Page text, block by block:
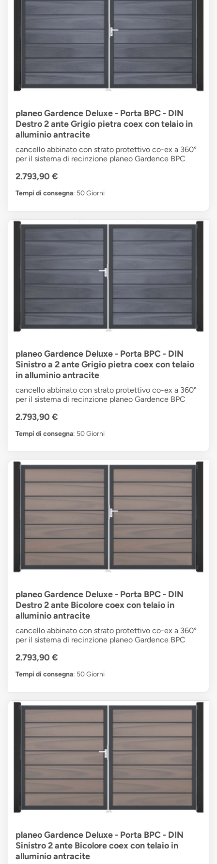
planeo Gardence Deluxe - Porta BPC - DIN
Destro 2 ante Grigio pietra coex con telaio in
alluminio antracite
cancello abbinato con strato protettivo co-ex a 360°
per il sistema di recinzione planeo Gardence BPC
2.793,90 €
Tempi di consegna: 50 Giorni
planeo Gardence Deluxe - Porta BPC - DIN
Sinistro a 2 ante Grigio pietra coex con telaio
in alluminio antracite
cancello abbinato con strato protettivo co-ex a 360°
per il sistema di recinzione planeo Gardence BPC
2.793,90 €
Tempi di consegna: 50 Giorni
planeo Gardence Deluxe - Porta BPC - DIN
Destro 2 ante Bicolore coex con telaio in
alluminio antracite
cancello abbinato con strato protettivo co-ex a 360°
per il sistema di recinzione planeo Gardence BPC
2.793,90 €
Tempi di consegna: 50 Giorni
planeo Gardence Deluxe - Porta BPC - DIN
Sinistro 2 ante Bicolore coex con telaio in
alluminio antracite